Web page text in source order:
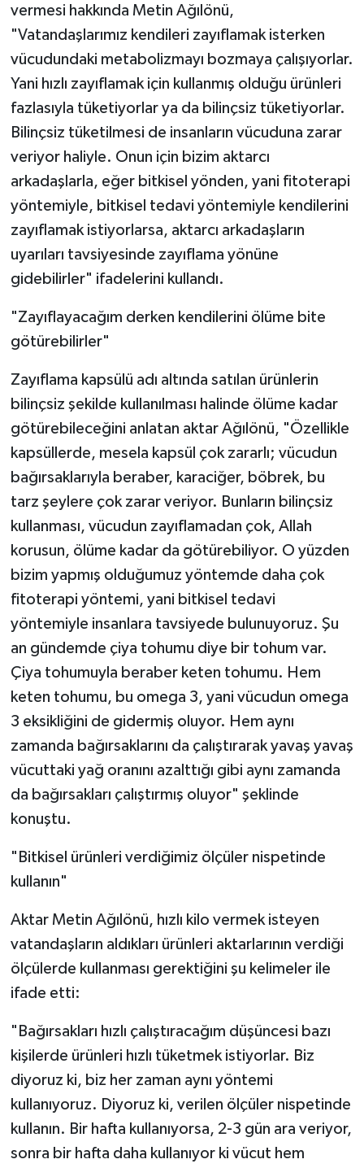
vermesi hakkında Metin Ağılönü,
"Vatandaşlarımız kendileri zayıflamak isterken
vücudundaki metabolizmayı bozmaya çalışıyorlar.
Yani hızlı zayıflamak için kullanmış olduğu ürünleri
fazlasıyla tüketiyorlar ya da bilinçsiz tüketiyorlar.
Bilinçsiz tüketilmesi de insanların vücuduna zarar
veriyor haliyle. Onun için bizim aktarcı
arkadaşlarla, eğer bitkisel yönden, yani fitoterapi
yöntemiyle, bitkisel tedavi yöntemiyle kendilerini
zayıflamak istiyorlarsa, aktarcı arkadaşların
uyarıları tavsiyesinde zayıflama yönüne
gidebilirler" ifadelerini kullandı.
"Zayıflayacağım derken kendilerini ölüme bite
götürebilirler"
Zayıflama kapsülü adı altında satılan ürünlerin
bilinçsiz şekilde kullanılması halinde ölüme kadar
götürebileceğini anlatan aktar Ağılönü, "Özellikle
kapsüllerde, mesela kapsül çok zararlı; vücudun
bağırsaklarıyla beraber, karaciğer, böbrek, bu
tarz şeylere çok zarar veriyor. Bunların bilinçsiz
kullanması, vücudun zayıflamadan çok, Allah
korusun, ölüme kadar da götürebiliyor. O yüzden
bizim yapmış olduğumuz yöntemde daha çok
fitoterapi yöntemi, yani bitkisel tedavi
yöntemiyle insanlara tavsiyede bulunuyoruz. Şu
an gündemde çiya tohumu diye bir tohum var.
Çiya tohumuyla beraber keten tohumu. Hem
keten tohumu, bu omega 3, yani vücudun omega
3 eksikliğini de gidermiş oluyor. Hem aynı
zamanda bağırsaklarını da çalıştırarak yavaş yavaş
vücuttaki yağ oranını azalttığı gibi aynı zamanda
da bağırsakları çalıştırmış oluyor" şeklinde
konuştu.
"Bitkisel ürünleri verdiğimiz ölçüler nispetinde
kullanın"
Aktar Metin Ağılönü, hızlı kilo vermek isteyen
vatandaşların aldıkları ürünleri aktarlarının verdiği
ölçülerde kullanması gerektiğini şu kelimeler ile
ifade etti:
"Bağırsakları hızlı çalıştıracağım düşüncesi bazı
kişilerde ürünleri hızlı tüketmek istiyorlar. Biz
diyoruz ki, biz her zaman aynı yöntemi
kullanıyoruz. Diyoruz ki, verilen ölçüler nispetinde
kullanın. Bir hafta kullanıyorsa, 2-3 gün ara veriyor,
sonra bir hafta daha kullanıyor ki vücut hem